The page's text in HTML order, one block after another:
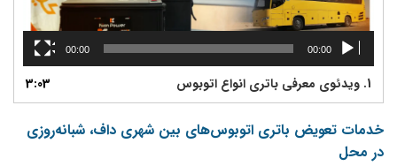
00:00
00:00
1. ویدئوی معرفی باتری انواع اتوبوس 3:03
خدمات تعویض باتری اتوبوس‌های بین شهری داف، شبانه‌روزی
در محل